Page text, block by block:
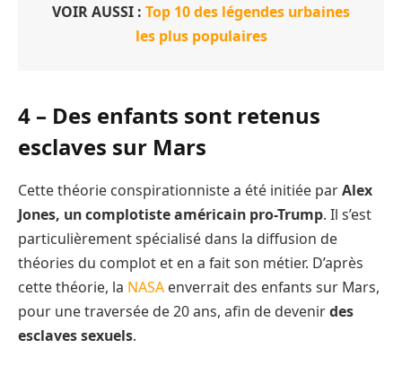
VOIR AUSSI : Top 10 des légendes urbaines
les plus populaires
4 – Des enfants sont retenus
esclaves sur Mars
Cette théorie conspirationniste a été initiée parAlex
Jones, un complotiste américain pro-Trump. Il s’est
particulièrement spécialisé dans la diffusion de
théories du complot et en a fait son métier. D’après
cette théorie, la NASA enverrait des enfants sur Mars,
pour une traversée de 20 ans, afin de devenirdes
esclaves sexuels.